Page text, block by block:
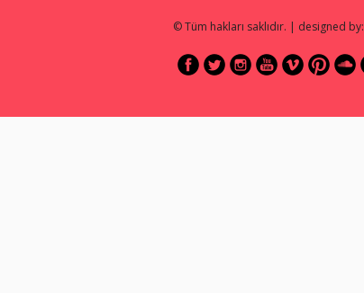
© Tüm hakları saklıdır. | designed by: